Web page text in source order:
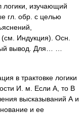
изучающий
гл. обр. с целью
Индукция). Осн.
вывод. Для… …
в трактовке логики
И. м. Если А, то В
высказываний А и
и ее